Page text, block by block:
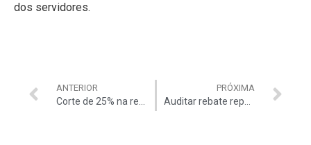
dos servidores.
ANTERIOR
Corte de 25% na remuneração dos servidores volta à discussão nos bastidores do governo
PRÓXIMA
Auditar rebate reportagem da Globo News que aponta que gasto com servidores seria maior que saúde e educação